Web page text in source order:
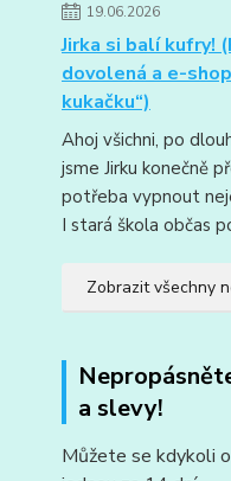
19.06.2026
Jirka si balí kufry!
dovolená a e-
kukačku“)
Ahoj všichni, po
jsme Jirku konečně
potřeba vypnout
I stará škola občas
Zobrazit všechny
a slevy!
Můžete se kdykoli